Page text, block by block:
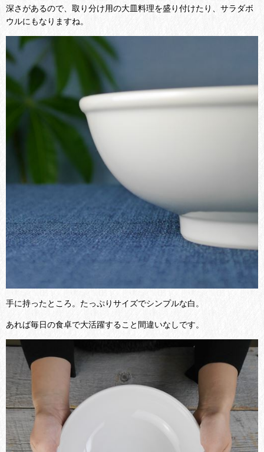
深さがあるので、取り分け用の大皿料理を盛り付けたり、サラダボ
ウルにもなりますね。
手に持ったところ。たっぷりサイズでシンプルな白。
あれば毎日の食卓で大活躍すること間違いなしです。